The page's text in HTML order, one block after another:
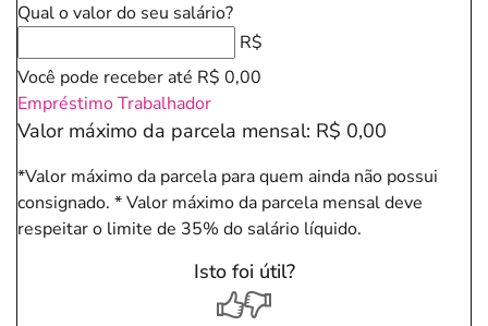
Qual o valor do seu salário?
R$
Você pode receber até R$ 0,00
Empréstimo Trabalhador
Valor máximo da parcela mensal: R$ 0,00
*Valor máximo da parcela para quem ainda não possui
consignado. * Valor máximo da parcela mensal deve
respeitar o limite de 35% do salário líquido.
Isto foi útil?